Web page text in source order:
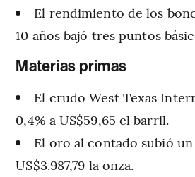
El rendimiento de los
10 años bajó tres puntos
Materias primas
El crudo West Texas
0,4% a US$59,65 el barril.
El oro al contado subió
US$3.987,79 la onza.